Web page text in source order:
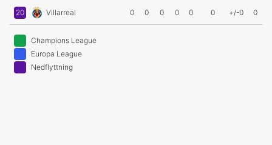
20 Villarreal 0 0 0 0 0 0 +/-0 0
Champions League
Europa League
Nedflyttning